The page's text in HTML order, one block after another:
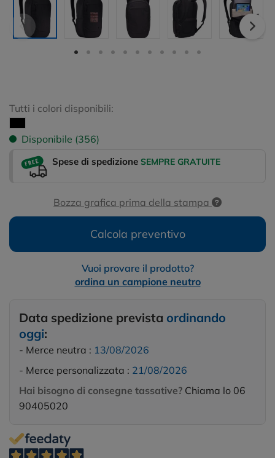
Tutti i colori disponibili:
Disponibile (356)
Spese di spedizione SEMPRE GRATUITE
Bozza grafica prima della stampa
Calcola preventivo
Vuoi provare il prodotto?
ordina un campione neutro
Data spedizione prevista ordinando
oggi:
- Merce neutra : 13/08/2026
- Merce personalizzata : 21/08/2026
Hai bisogno di consegne tassative? Chiama lo 06
90405020